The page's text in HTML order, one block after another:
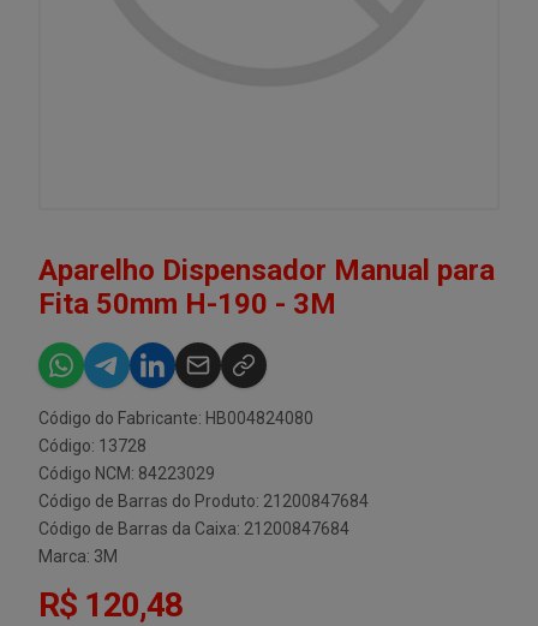
Aparelho Dispensador Manual para
Fita 50mm H-190 - 3M
Código do Fabricante: HB004824080
Código: 13728
Código NCM: 84223029
Código de Barras do Produto: 21200847684
Código de Barras da Caixa: 21200847684
Marca: 3M
R$ 120,48